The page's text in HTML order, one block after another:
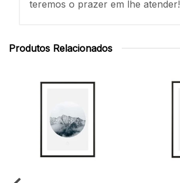
teremos o prazer em lhe atender!
Produtos Relacionados